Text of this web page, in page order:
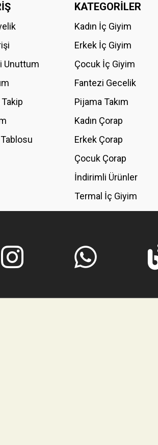
Unuttum
KATEGORİLER
Kadın İç Giyim
Erkek İç Giyim
Çocuk İç Giyim
Fantezi Gecelik
Pijama Takım
Kadın Çorap
Erkek Çorap
Çocuk Çorap
İndirimli Ürünler
Termal İç Giyim